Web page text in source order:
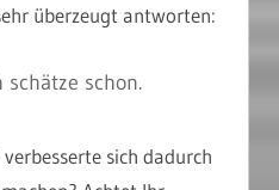
überzeugt antworten:
schätze schon.
sich dadurch